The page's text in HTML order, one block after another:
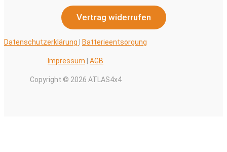
Vertrag widerrufen
Datenschutzerklärung Batterieentsorgung
Impressum AGB
Copyright © 2026 ATLAS4x4